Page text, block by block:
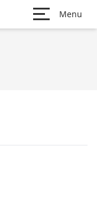
Menu